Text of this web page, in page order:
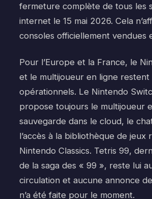
fermeture complète de tous les
internet le 15 mai 2026. Cela
consoles officiellement vendues
Pour l’Europe et la France, le
et le multijoueur en ligne restent
opérationnels. Le Nintendo
propose toujours le multijoueur
sauvegarde dans le cloud, le
l’accès à la bibliothèque de jeux
Nintendo Classics. Tetris 99,
de la saga des « 99 », reste lui
circulation et aucune annonce
n’a été faite pour le moment.